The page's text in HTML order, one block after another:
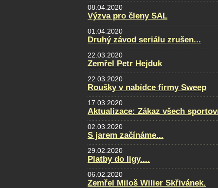
08.04.2020
Výzva pro členy SAL
01.04.2020
Druhý závod seriálu zrušen...
22.03.2020
Zemřel Petr Hejduk
22.03.2020
Roušky v nabídce firmy Sweep
17.03.2020
Aktualizace: Zákaz všech
02.03.2020
S jarem začínáme...
29.02.2020
Platby do ligy....
06.02.2020
Zemřel Miloš Wilier Skřivánek.